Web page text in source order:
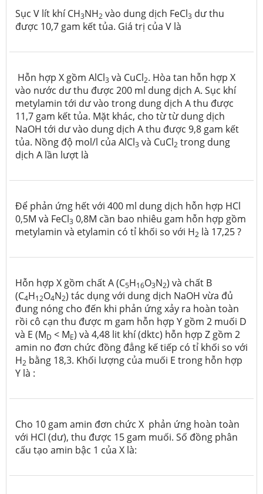
Sục V lít khí CH3NH2 vào dung dịch FeCl3 dư thu
được 10,7 gam kết tủa. Giá trị của V là
Hỗn hợp X gồm AlCl3 và CuCl2. Hòa tan hỗn hợp X
vào nước dư thu được 200 ml dung dịch A. Sục khí
metylamin tới dư vào trong dung dịch A thu được
11,7 gam kết tủa. Mặt khác, cho từ từ dung dịch
NaOH tới dư vào dung dịch A thu được 9,8 gam kết
tủa. Nồng độ mol/l của AlCl3 và CuCl2 trong dung
dịch A lần lượt là
Để phản ứng hết với 400 ml dung dịch hỗn hợp HCl
0,5M và FeCl3 0,8M cần bao nhiêu gam hỗn hợp gồm
metylamin và etylamin có tỉ khối so với H2 là 17,25 ?
Hỗn hợp X gồm chất A (C5H16O3N2) và chất B
(C4H12O4N2) tác dụng với dung dịch NaOH vừa đủ
đung nóng cho đến khi phản ứng xảy ra hoàn toàn
rồi cô cạn thu được m gam hỗn hợp Y gồm 2 muối D
và E (MD < ME) và 4,48 lit khí (dktc) hỗn hợp Z gồm 2
amin no đơn chức đồng đẳng kế tiếp có tỉ khối so với
H2 bằng 18,3. Khối lượng của muối E trong hỗn hợp
Y là :
Cho 10 gam amin đơn chức X phản ứng hoàn toàn
với HCl (dư), thu được 15 gam muối. Số đồng phân
cấu tạo amin bậc 1 của X là: